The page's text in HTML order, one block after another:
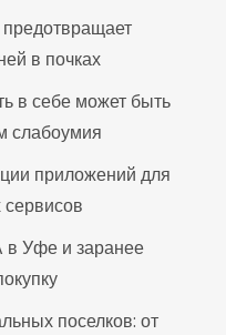
предотвращает
в почках
в себе может быть
слабоумия
приложений для
в Уфе и заранее
поселков: от